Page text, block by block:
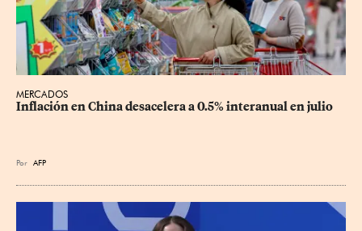
MERCADOS
Inflación en China desacelera a 0.5% interanual en julio
Por AFP